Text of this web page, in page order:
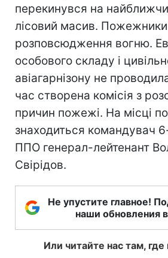
перекинувся на
лісовий масив.
розповсюдження вогню.
особового складу і
авіагарнізону не
час створена комісія з
причин пожежі. На місці
знаходиться командувач
ППО генерал-лейтенант
Свірідов.
Не упустите главное!
наши обновления
Или читайте нас там,